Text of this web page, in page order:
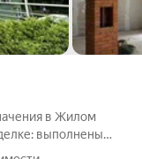
в Жилом
выполнены
Готовая